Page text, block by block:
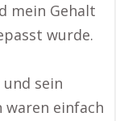
mein Gehalt
wurde.
und sein
waren einfach